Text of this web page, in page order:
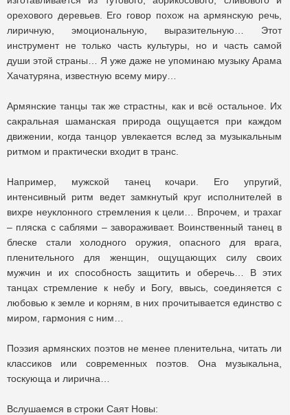
орехового деревьев. Его говор похож на армянскую речь,
лиричную, эмоциональную, выразительную… Этот
инструмент не только часть культуры, но и часть самой
души этой страны… Я уже даже не упоминаю музыку Арама
Хачатуряна, известную всему миру…
Армянские танцы так же страстны, как и всё остальное. Их
сакральная шаманская природа ощущается при каждом
движении, когда танцор увлекается вслед за музыкальным
ритмом и практически входит в транс.
Например, мужской танец кочари. Его упругий,
интенсивный ритм ведет замкнутый круг исполнителей в
вихре неуклонного стремления к цели… Впрочем, и трахаг
– пляска с саблями – завораживает. Воинственный танец в
блеске стали холодного оружия, опасного для врага,
пленительного для женщин, ощущающих силу своих
мужчин и их способность защитить и оберечь… В этих
танцах стремление к небу и Богу, ввысь, соединяется с
любовью к земле и корням, в них прочитывается единство с
миром, гармония с ним…
Поэзия армянских поэтов не менее пленительна, читать ли
классиков или современных поэтов. Она музыкальна,
тоскующа и лирична…
Вслушаемся в строки Саят Новы: